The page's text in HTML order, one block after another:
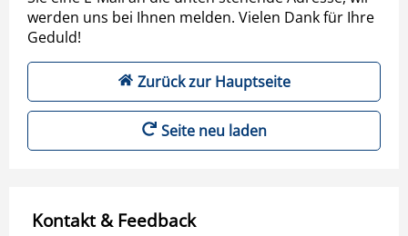
werden uns bei Ihnen melden. Vielen Dank für Ihre
Geduld!
Zurück zur Hauptseite
Seite neu laden
Kontakt & Feedback